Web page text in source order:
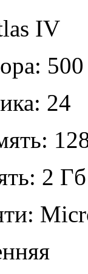
IV
24
2 Гб